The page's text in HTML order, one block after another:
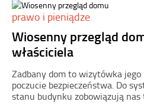
prawo i pieniądze
Wiosenny przegląd
właściciela
Zadbany dom to wizytówka
poczucie bezpieczeństwa. Do
stanu budynku zobowiązują nas